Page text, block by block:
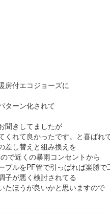
房付エコジョーズに
ターン化されて
聞きしてましたが
れて良かったです。と喜ばれて
差し替えと組み換えを
で近くの暴雨コンセントから
ルをPF管で引っぱれば楽勝で
子が悪く検討されてる
たほうが良いかと思いますので